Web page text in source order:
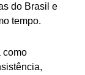
do Brasil e
tempo.
como